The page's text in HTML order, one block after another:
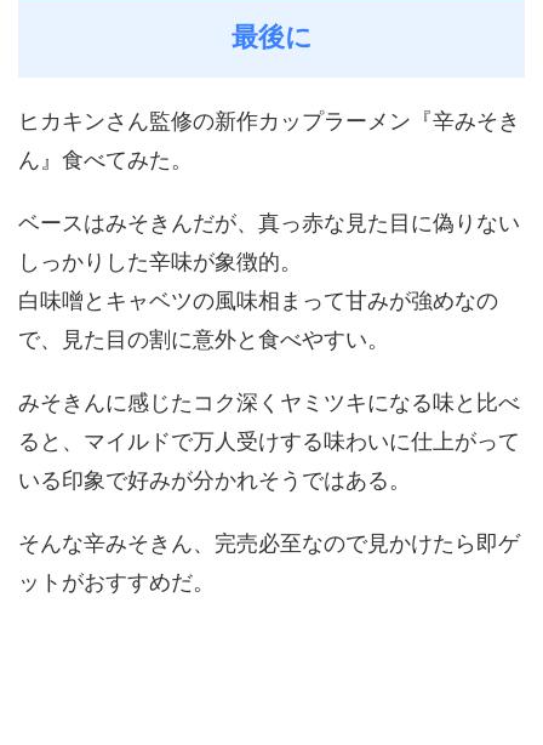
最後に
ヒカキンさん監修の新作カップラーメン『辛みそき
ん』食べてみた。
ベースはみそきんだが、真っ赤な見た目に偽りない
しっかりした辛味が象徴的。
白味噌とキャベツの風味相まって甘みが強めなの
で、見た目の割に意外と食べやすい。
みそきんに感じたコク深くヤミツキになる味と比べ
ると、マイルドで万人受けする味わいに仕上がって
いる印象で好みが分かれそうではある。
そんな辛みそきん、完売必至なので見かけたら即ゲ
ットがおすすめだ。